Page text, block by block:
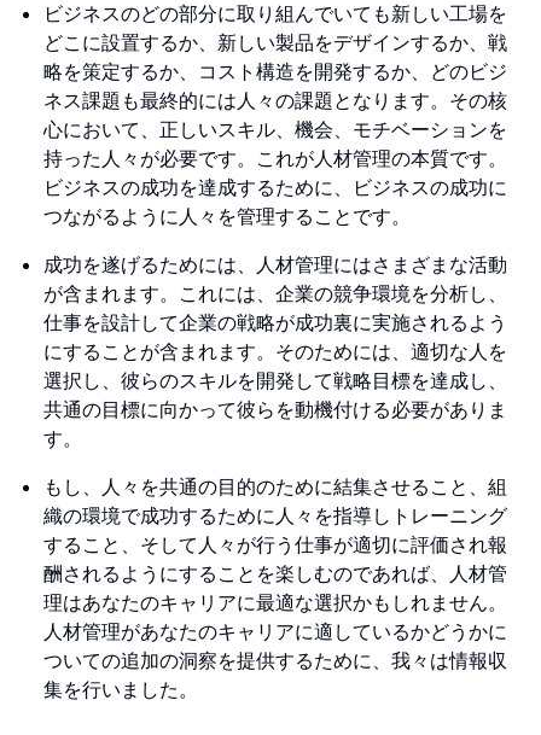
ビジネスのどの部分に取り組んでいても新しい工場を
どこに設置するか、新しい製品をデザインするか、戦
略を策定するか、コスト構造を開発するか、どのビジ
ネス課題も最終的には人々の課題となります。その核
心において、正しいスキル、機会、モチベーションを
持った人々が必要です。これが人材管理の本質です。
ビジネスの成功を達成するために、ビジネスの成功に
つながるように人々を管理することです。
成功を遂げるためには、人材管理にはさまざまな活動
が含まれます。これには、企業の競争環境を分析し、
仕事を設計して企業の戦略が成功裏に実施されるよう
にすることが含まれます。そのためには、適切な人を
選択し、彼らのスキルを開発して戦略目標を達成し、
共通の目標に向かって彼らを動機付ける必要がありま
す。
もし、人々を共通の目的のために結集させること、組
織の環境で成功するために人々を指導しトレーニング
すること、そして人々が行う仕事が適切に評価され報
酬されるようにすることを楽しむのであれば、人材管
理はあなたのキャリアに最適な選択かもしれません。
人材管理があなたのキャリアに適しているかどうかに
ついての追加の洞察を提供するために、我々は情報収
集を行いました。